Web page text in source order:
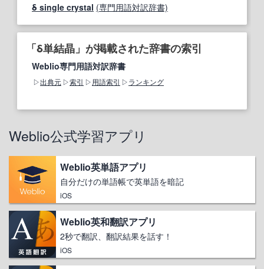
δ single crystal (専門用語対訳辞書)
「δ単結晶」が掲載された辞書の索引
Weblio専門用語対訳辞書
出典元 索引 用語索引 ランキング
Weblio公式学習アプリ
Weblio英単語アプリ
自分だけの単語帳で英単語を暗記
iOS
Weblio英和翻訳アプリ
2秒で翻訳、翻訳結果を話す！
iOS